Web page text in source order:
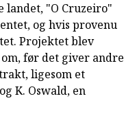
landet, "O Cruzeiro"
og hvis provenu
Projektet blev
før det giver andre
ligesom et
K. Oswald, en